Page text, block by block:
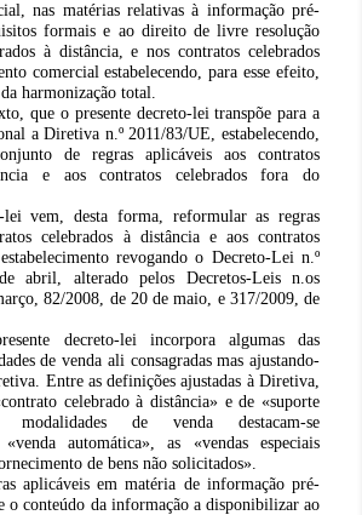
nas matérias relativas à informação pré-
formais e ao direito de livre resolução
à distância, e nos contratos celebrados
comercial estabelecendo, para esse efeito,
harmonização total.
que o presente decreto-lei transpõe para a
a Diretiva n.º 2011/83/UE, estabelecendo,
de regras aplicáveis aos contratos
e aos contratos celebrados fora do
lei vem, desta forma, reformular as regras
celebrados à distância e aos contratos
revogando o Decreto-Lei n.º
abril, alterado pelos Decretos-Leis n.os
82/2008, de 20 de maio, e 317/2009, de
decreto-lei incorpora algumas das
de venda ali consagradas mas ajustando-
Entre as definições ajustadas à Diretiva,
celebrado à distância» e de «suporte
modalidades de venda destacam-se
«venda automática», as «vendas especiais
de bens não solicitados».
aplicáveis em matéria de informação pré-
o conteúdo da informação a disponibilizar ao